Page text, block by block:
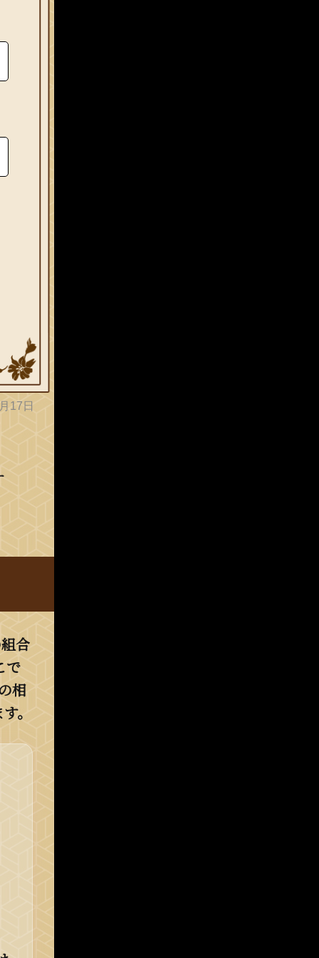
17日
合
で
相
。